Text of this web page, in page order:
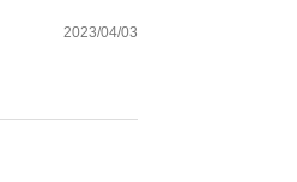
2023/04/03